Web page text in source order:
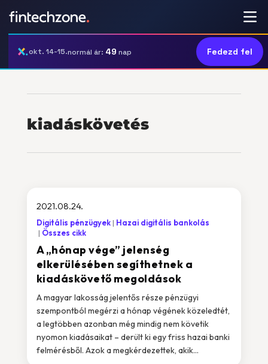
okt. 14-15.normál ár: 49 nap Fedezd fel
kiadáskövetés
A „hónap vége” jelenség
elkerülésében segíthetnek a
kiadáskövető megoldások
2021.08.24.
Digitális pénzügyek
Hazai digitális bankolás
Összes cikk
A magyar lakosság jelentős része pénzügyi
szempontból megérzi a hónap végének közeledtét,
a legtöbben azonban még mindig nem követik
nyomon kiadásaikat – derült ki egy friss hazai banki
felmérésből. Azok a megkérdezettek, akik...